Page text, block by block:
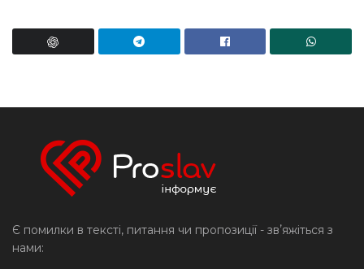
Є помилки в тексті, питання чи пропозиції - звʼяжіться з
нами: